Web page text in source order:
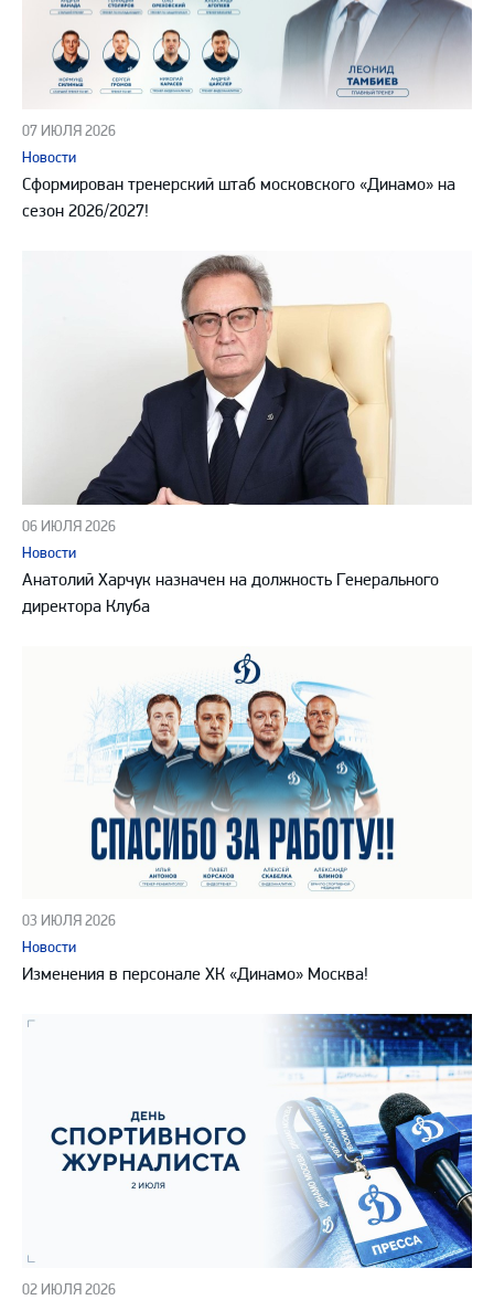
07 ИЮЛЯ 2026
Новости
Сформирован тренерский штаб московского «Динамо» на
сезон 2026/2027!
06 ИЮЛЯ 2026
Новости
Анатолий Харчук назначен на должность Генерального
директора Клуба
03 ИЮЛЯ 2026
Новости
Изменения в персонале ХК «Динамо» Москва!
02 ИЮЛЯ 2026